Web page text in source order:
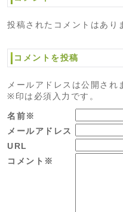
投稿されたコメントはあり
コメントを投稿
メールアドレスは公開され
※印は必須入力です。
名前※
メールアドレス
URL
コメント※